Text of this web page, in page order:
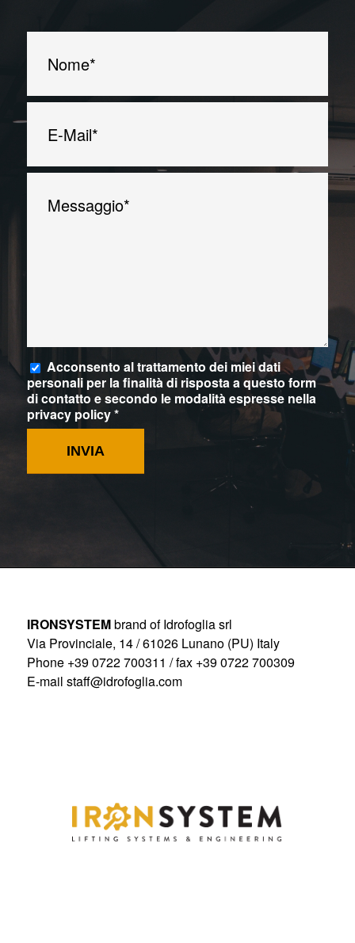
Acconsento al trattamento dei miei dati
personali per la finalità di risposta a questo form
di contatto e secondo le modalità espresse nella
privacy policy *
IRONSYSTEMbrand of Idrofoglia srl
Via Provinciale, 14 / 61026 Lunano (PU) Italy
Phone +39 0722 700311 / fax +39 0722 700309
E-mail staff@idrofoglia.com